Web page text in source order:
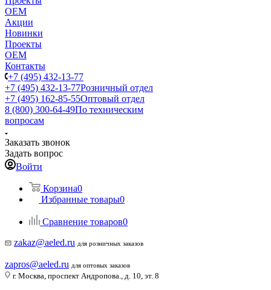
ОЕМ
Акции
Новинки
Проекты
ОЕМ
Контакты
+7 (495) 432-13-77
+7 (495) 432-13-77Розничный отдел
+7 (495) 162-85-55Оптовый отдел
8 (800) 300-64-49По техническим
вопросам
Заказать звонок
Задать вопрос
Войти
Корзина0
Избранные товары0
Сравнение товаров0
zakaz@aeled.ru для розничных заказов
zapros@aeled.ru для оптовых заказов
г. Москва, проспект Андропова., д. 10, эт. 8